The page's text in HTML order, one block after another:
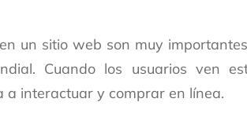
un sitio web son muy
Cuando los usuarios ven
a interactuar y comprar en línea.